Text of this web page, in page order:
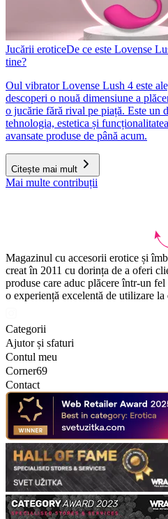
Jucării eroticeDe ce este Lovense
tine?
Oul vibrator Lovense Lush 4 este
descoperi o nouă dimensiune a
o jucărie fără rival pe piață. Este un
tehnologia, estetica și
avansate produse de până acum.
Citește mai mult
Mai multe contribuții
Magazinul cu accesorii erotice și
creat în 2011 cu dorința de a oferi
produse care aduc plăcere într-un
o experiență excelentă de utilizare la
Categorii
Ajutor și sfaturi
Contul meu
Corner69
Contact